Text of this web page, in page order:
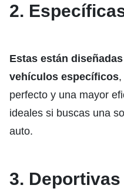
2.
Estas están
vehículos específicos
perfecto y una mayor
ideales si buscas una
auto.
3. Deportivas